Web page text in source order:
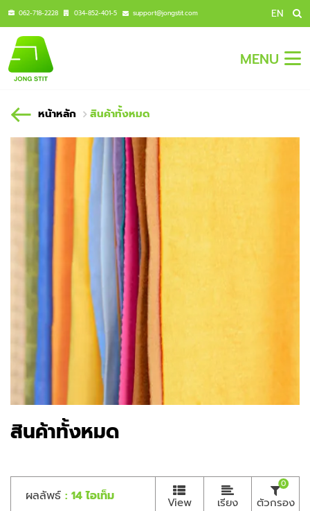
062-718-2228 034-852-401-5 support@jongstit.com EN
MENU
หน้าหลัก สินค้าทั้งหมด
สินค้าทั้งหมด
ผลลัพธ์ : 14 ไอเท็ม View เรียง ตัวกรอง
0